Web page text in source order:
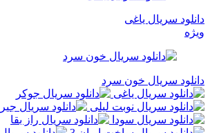
دانلود سریال یاغی
ویژه
دانلود سریال خون سرد